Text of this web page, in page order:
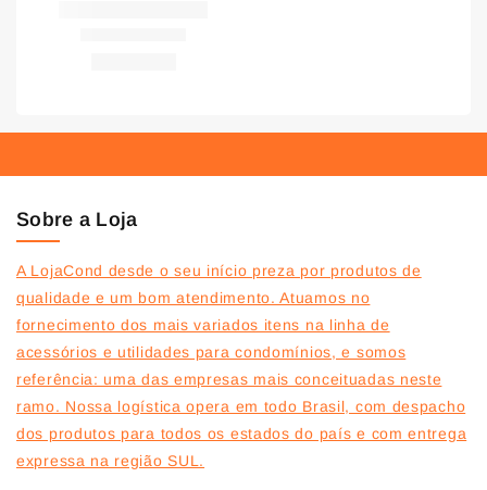
Sobre a Loja
A LojaCond desde o seu início preza por produtos de
qualidade e um bom atendimento. Atuamos no
fornecimento dos mais variados itens na linha de
acessórios e utilidades para condomínios, e somos
referência: uma das empresas mais conceituadas neste
ramo. Nossa logística opera em todo Brasil, com despacho
dos produtos para todos os estados do país e com entrega
expressa na região SUL.